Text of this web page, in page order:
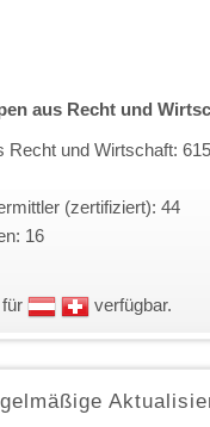
aus Recht und
Recht und Wirtschaft: 615
(zertifiziert): 44
16
verfügbar.